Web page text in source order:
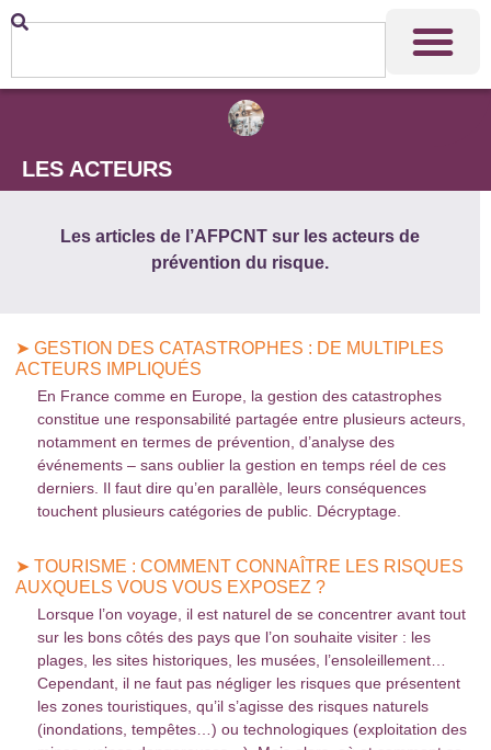
LES ACTEURS
Les articles de l’AFPCNT sur les acteurs de
prévention du risque.
➤ GESTION DES CATASTROPHES : DE MULTIPLES
ACTEURS IMPLIQUÉS
En France comme en Europe, la gestion des catastrophes
constitue une responsabilité partagée entre plusieurs acteurs,
notamment en termes de prévention, d’analyse des
événements – sans oublier la gestion en temps réel de ces
derniers. Il faut dire qu’en parallèle, leurs conséquences
touchent plusieurs catégories de public. Décryptage.
➤ TOURISME : COMMENT CONNAÎTRE LES RISQUES
AUXQUELS VOUS VOUS EXPOSEZ ?
Lorsque l’on voyage, il est naturel de se concentrer avant tout
sur les bons côtés des pays que l’on souhaite visiter : les
plages, les sites historiques, les musées, l’ensoleillement…
Cependant, il ne faut pas négliger les risques que présentent
les zones touristiques, qu’il s’agisse des risques naturels
(inondations, tempêtes…) ou technologiques (exploitation des